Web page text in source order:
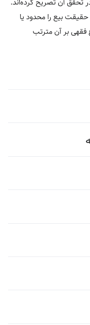
تحقق آن تصریح کرده‌اند.
بیع را محدود یا
فقهی بر آن مترتب